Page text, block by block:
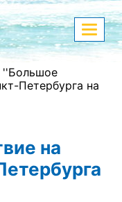
меню
''Большое
Петербурга на
на